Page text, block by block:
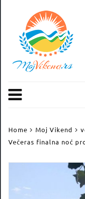
content
Home Moj Vikend
Večeras finalna noć